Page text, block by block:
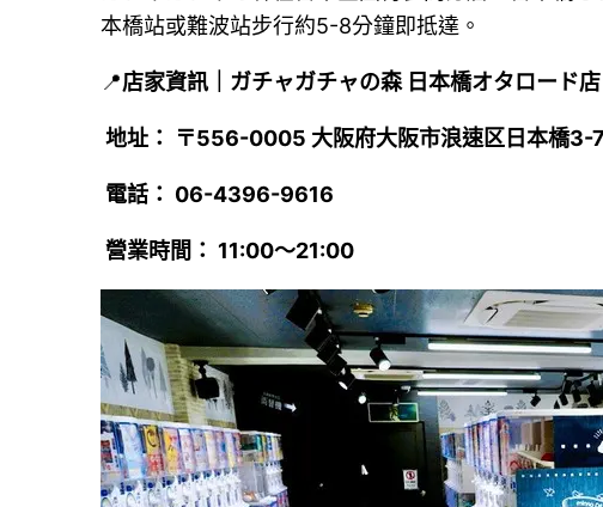
本橋站或難波站步行約5-8分鐘即抵達。
📍店家資訊｜ガチャガチャの森 日本橋オタロード店
地址： 〒556-0005 大阪府大阪市浪速区日本橋3-
電話： 06-4396-9616
營業時間： 11:00～21:00